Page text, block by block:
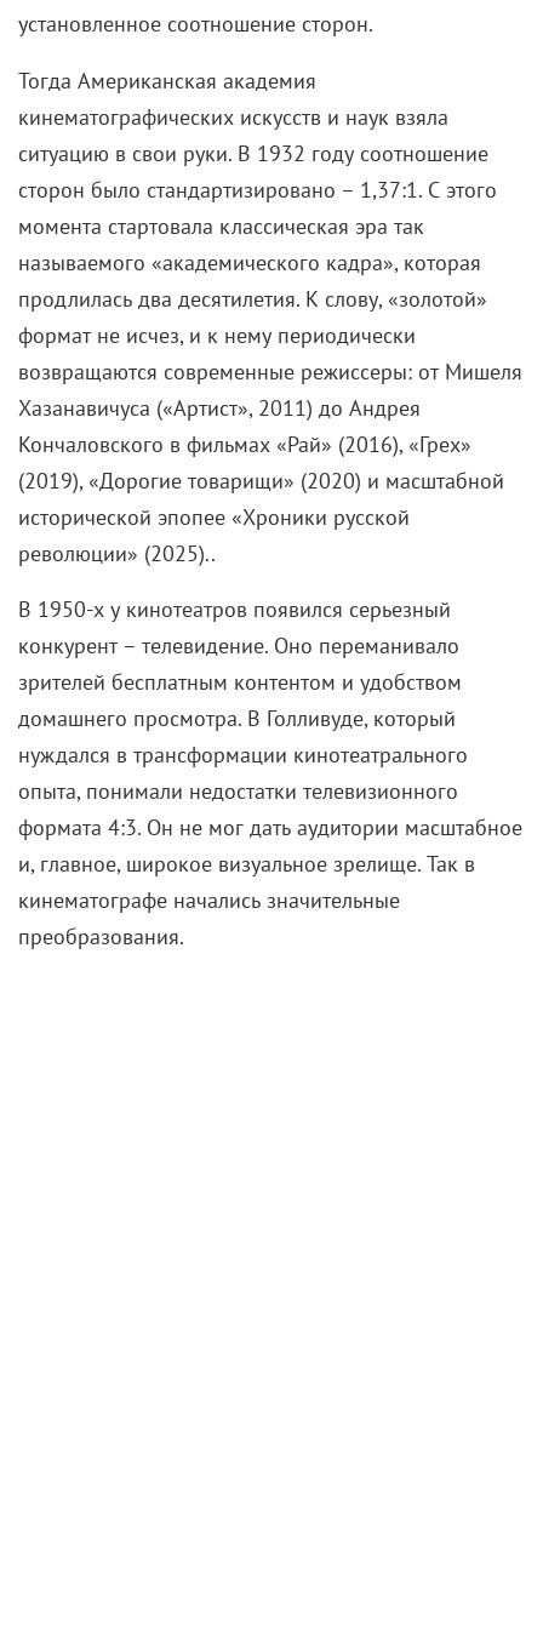
установленное соотношение сторон.
Тогда Американская академия
кинематографических искусств и наук взяла
ситуацию в свои руки. В 1932 году соотношение
сторон было стандартизировано – 1,37:1. С этого
момента стартовала классическая эра так
называемого «академического кадра», которая
продлилась два десятилетия. К слову, «золотой»
формат не исчез, и к нему периодически
возвращаются современные режиссеры: от Мишеля
Хазанавичуса («Артист», 2011) до Андрея
Кончаловского в фильмах «Рай» (2016), «Грех»
(2019), «Дорогие товарищи» (2020) и масштабной
исторической эпопее «Хроники русской
революции» (2025)..
В 1950-х у кинотеатров появился серьезный
конкурент – телевидение. Оно переманивало
зрителей бесплатным контентом и удобством
домашнего просмотра. В Голливуде, который
нуждался в трансформации кинотеатрального
опыта, понимали недостатки телевизионного
формата 4:3. Он не мог дать аудитории масштабное
и, главное, широкое визуальное зрелище. Так в
кинематографе начались значительные
преобразования.